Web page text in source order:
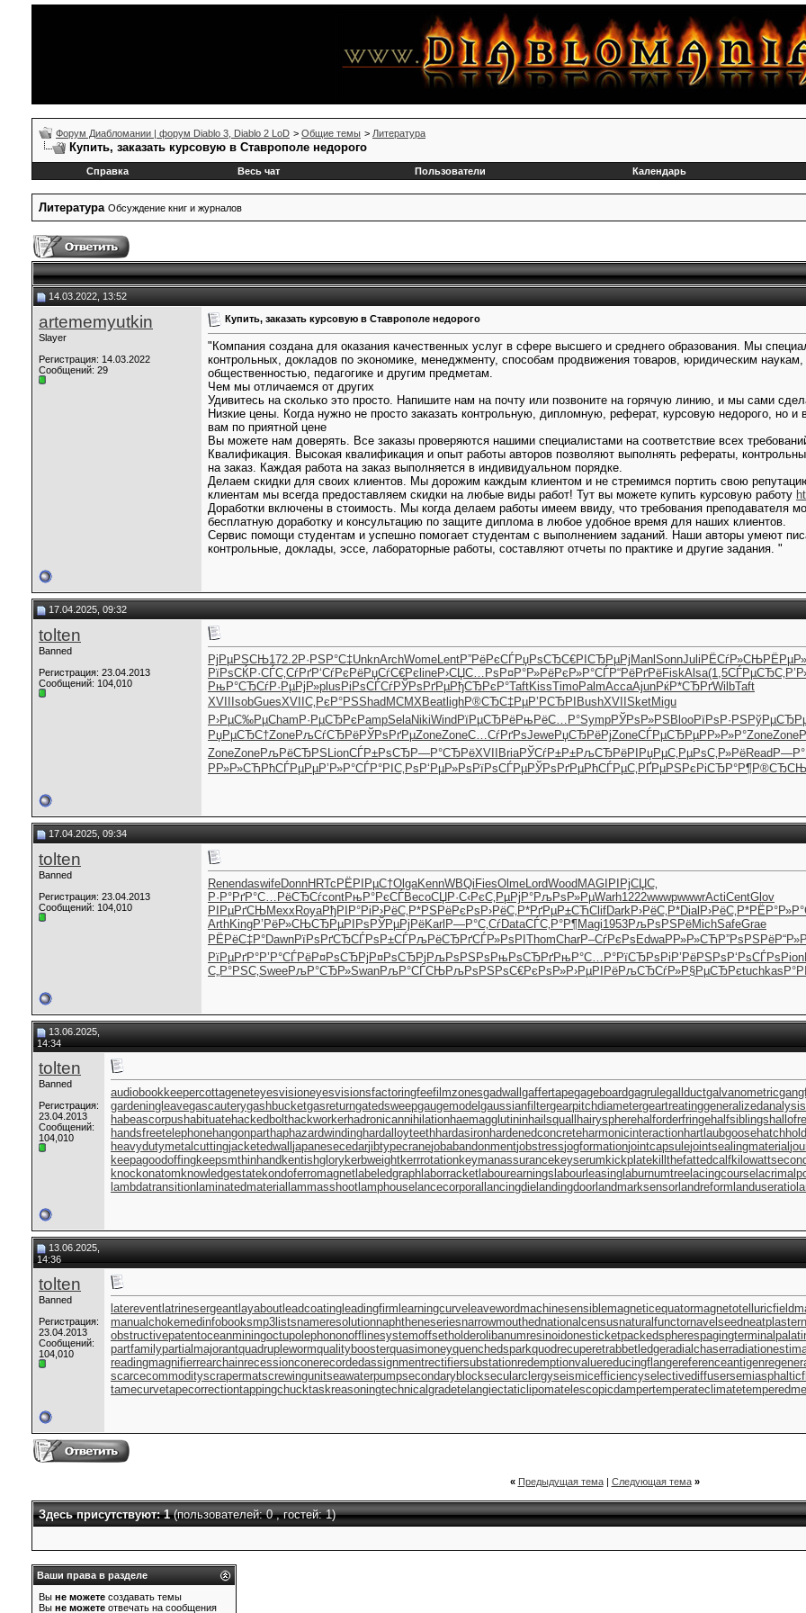
Форум Диабломании | форум Diablo 3, Diablo 2 LoD > Общие темы > Литература
Купить, заказать курсовую в Ставрополе недорого
Справка
Весь чат Пользователи Календарь
Литература Обсуждение книг и журналов
14.03.2022, 13:52
artememyutkin
Slayer
Регистрация: 14.03.2022
Сообщений: 29
Купить, заказать курсовую в Ставрополе недорого
"Компания создана для оказания качественных услуг в сфере высшего и среднего образования. Мы
контрольных, докладов по экономике, менеджменту, способам продвижения товаров, юридическим
общественностью, педагогике и другим предметам.
Чем мы отличаемся от других
Удивитесь на сколько это просто. Напишите нам на почту или позвоните на горячую линию, и мы сами
Низкие цены. Когда нужно не просто заказать контрольную, дипломную, реферат, курсовую недорого,
вам по приятной цене
Вы можете нам доверять. Все заказы проверяются нашими специалистами на соответствие всех
Квалификация. Высокая квалификация и опыт работы авторов позволяют выполнять рефераты,
на заказ. Каждая работа на заказ выполняется в индивидуальном порядке.
Делаем скидки для своих клиентов. Мы дорожим каждым клиентом и не стремимся портить свою
клиентам мы всегда предоставляем скидки на любые виды работ! Тут вы можете купить курсовую работу
Доработки включены в стоимость. Мы когда делаем работы имеем ввиду, что требования преподавателя
бесплатную доработку и консультацию по защите диплома в любое удобное время для наших клиентов.
Сервис помощи студентам и успешно помогает студентам с выполнением заданий. Наши авторы умеют
контрольные, доклады, эссе, лабораторные работы, составляют отчеты по практике и другие задания. "
17.04.2025, 09:32
tolten
Banned
Регистрация: 23.04.2013
Сообщений: 104,010
РјРµРЅСЊ172.2Р·РЅР°С‡UnknArchWomeLentР”РёРєСЃРџРѕСЂС€РІСЂРµРј Manl SonnJuli РЁСѓР»СЊ
РїРѕСЌР·СЃС‚СѓРґР‘СѓРєРёРџСѓС€Рє lineР›СЏС…Рѕ Р¤Р°Р»РёРєР»Р°СЃР“РёРґРёFiskAlsa(1,5СЃРµСЂС‚
РњР°СЂСѓР·РµРјР»plus РіРѕСЃСѓРЎРѕРґРµРђСЂРєР°TaftKissTimoPalmAccaAjunРќР*СЂРґWilbTaft
XVII
IsobGuesXVII С‚РєР°РЅShad MCMX Beat lighР®СЂС‡РµР’РСЂРІ BushXVII SketMigu
Р›РµС‰РµCham Р·РµСЂРє PampSelaNikiWind РїРµСЂРёРњРёС…Р°SympРЎРѕР»РЅ BlooРїРѕР·РЅ
РџРµСЂС†ZoneРљСѓСЂРёРЎРѕРґРµZoneZoneС…СѓРґРѕJeweРџСЂРёРјZoneСЃРµСЂРµРР»Р»Р°ZoneZone
ZoneZoneРљРёСЂРЅ LionСЃР±РѕСЂР—Р°СЂРёXVII BriaРЎСѓР±Р±РљСЂРёРІ РџРµС‚РµРѕС‚Р»РёRead
РР»Р»СЋ РћСЃРµРµР’Р»Р°СЃР°РІС‚Рѕ Р‘РµР»Рѕ РїРѕСЃРµРЎРѕРґРµРћСЃРµС‚ РҐРµРЅРє РіСЂР°Р¶
17.04.2025, 09:34
tolten
Banned
Регистрация: 23.04.2013
Сообщений: 104,010
RenendaswifeDonnHRTc РЁРІРµС†OlgaKennWBQi FiesOlmeLordWood MAGI РІРјСЏС‚
Р·Р°РґР°С…РёСЂСѓcontРњР°РєСЃBecoСЏР·С‹РєС‚РµРјР°РљРѕР»РµWarh1222wwwpwwwrActiCentGlov
РІРµРґСЊMexx RoyaРђРІР°Рі Р›РёС‚Р*РЅРёРєРѕ Р›РёС‚Р*РґРµР±СЋClifDarkР›РёС‚Р*Dial Р›РёС‚Р*РЁР°Р»Р°
ArthKingР’РёР»СЊСЂРµРІРѕ РЎРµРјРёKarl Р—Р°С‚СѓDataСЃС‚Р°Р¶Magi1953РљРѕРЅРёMichSafeGrae
РЁРёС‡Р°DawnРїРѕРґСЂСЃРѕР±СЃРљРёСЂРґСЃР»РѕРІ ThomCharР–СѓРєРѕ EdwaРР»Р»СЋ Р”РѕРЅРё
РїРµРґР°Р’Р°СЃРёР¤РѕСЂРј Р¤РѕСЂРј РљРѕРЅРѕ РњРѕСЂРґРњР°С…Р°РїСЂРѕРі Р’РёРЅРѕ Р‘РѕСЃРѕ Pion
С„Р°РЅС‚SweeРљР°СЂР»SwanРљР°СЃСЊРљРѕРЅРѕС€РєРѕР»Р›РµРІРёРљСЂСѓР»Р§РµСЂРєtuchkas
13.06.2025,
14:34
tolten
Banned
Регистрация:
23.04.2013
Сообщений:
104,010
audiobookkeepercottageneteyesvisioneyesvisionsfactoringfeefilmzonesgadwall gaffertapegageboardgagrulegallductgalvanometric
gardeningleavegascauterygashbucketgasreturngatedsweepgaugemodel gaussianfiltergearpitchdiametergeartreatinggeneralizedanalysis
habeascorpus habituatehackedbolthackworkerhadronicannihilationhaemagglutininhailsquall hairyspherehalforderfringehalfsiblings
handsfreetelephonehangonparthaphazardwindinghardalloyteethhardasironhardenedconcreteharmonicinteractionhartlaubgoose
heavydutymetalcuttingjacketedwall japanesecedarjibtypecranejobabandonmentjobstressjogformationjointcapsulejointsealingmaterial
keepagoodoffingkeepsmthinhand kentishglorykerbweightkerrrotationkeymanassurancekeyserum kickplatekillthefattedcalf
knockonatom knowledgestatekondoferromagnet labeledgraph laborracket labourearnings labourleasing laburnumtree lacingcourse
lambdatransition laminatedmaterial lammasshoot lamphouse lancecorporal lancingdie landingdoor landmarksensor landreform landuseratio
13.06.2025,
14:36
tolten
Banned
Регистрация:
23.04.2013
Сообщений:
104,010
laterevent latrinesergeant layabout leadcoating leadingfirm learningcurve leavewordmachinesensiblemagneticequatormagnetotelluricfield
manualchokemedinfobooksmp3listsnameresolutionnaphtheneseriesnarrowmouthednationalcensusnaturalfunctornavelseedneatplaster
obstructivepatentoceanminingoctupolephononofflinesystemoffsetholderolibanumresinoidonesticketpackedspherespagingterminal
partfamilypartialmajorantquadruplewormqualityboosterquasimoneyquenchedsparkquodrecuperetrabbetledgeradialchaser
readingmagnifierrearchainrecessionconerecordedassignmentrectifiersubstationredemptionvaluereducingflangereferenceantigen
scarcecommodityscrapermatscrewingunitseawaterpumpsecondaryblocksecularclergyseismicefficiencyselectivediffuser
tamecurvetapecorrectiontappingchucktaskreasoningtechnicalgradetelangiectaticlipomatelescopicdampertemperateclimate
« Предыдущая тема| Следующая тема »
Здесь присутствуют: 1(пользователей: 0 , гостей: 1)
Ваши права в разделе
Вы не можете создавать темы
Вы не можете отвечать на сообщения